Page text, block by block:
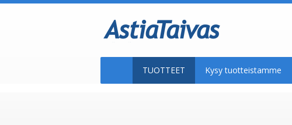
TUOTTEET Kysy tuotteistamme